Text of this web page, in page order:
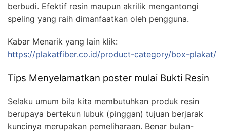
berbudi. Efektif resin maupun akrilik mengantongi
speling yang raih dimanfaatkan oleh pengguna.
Kabar Menarik yang lain klik:
https://plakatfiber.co.id/product-category/box-plakat/
Tips Menyelamatkan poster mulai Bukti Resin
Selaku umum bila kita membutuhkan produk resin
berupaya bertekun lubuk (pinggan) tujuan berjarak
kuncinya merupakan pemeliharaan. Benar bulan-